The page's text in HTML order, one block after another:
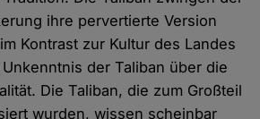
ihre pervertierte Version
Kontrast zur Kultur des Landes
der Taliban über die
Die Taliban, die zum Großteil
wurden, wissen scheinbar